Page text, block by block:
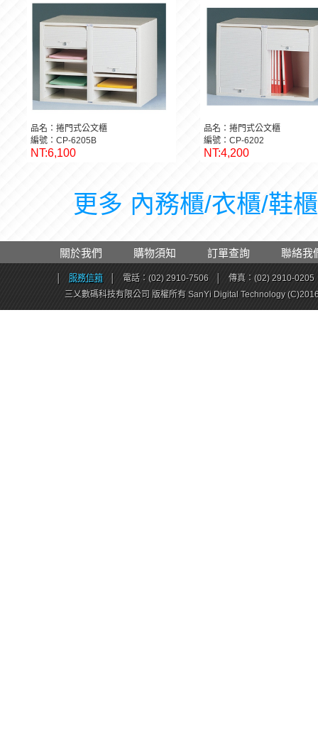
品名：捲門式公文櫃
編號：CP-6205B
NT:6,100
品名：捲門式公文櫃
編號：CP-6202
NT:4,200
更多 內務櫃/衣櫃/鞋
關於我們 購物須知 訂單查詢 聯絡我
服務信箱 電話：(02) 2910-7506
傳真：(02) 2910-0205
三乂數碼科技有限公司 版權所有 SanYi Digital Technology